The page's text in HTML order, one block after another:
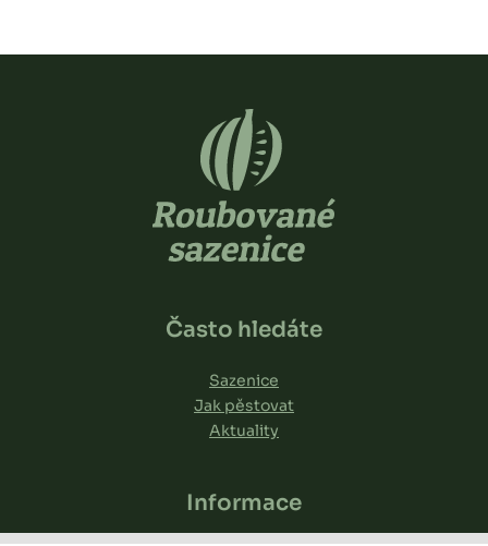
Často hledáte
Sazenice
Jak pěstovat
Aktuality
Informace